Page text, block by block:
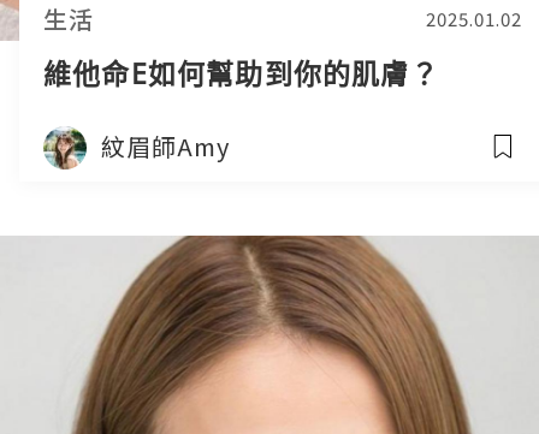
生活 2025.01.02
維他命E如何幫助到你的肌膚？
紋眉師Amy